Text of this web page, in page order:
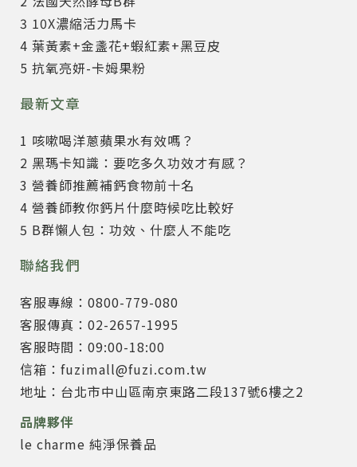
3 10X濃縮活力馬卡
4 葉黃素+金盞花+蝦紅素+黑豆皮
5 抗氧亮妍-卡姆果粉
最新文章
1 咳嗽喝洋蔥蘋果水有效嗎？
2 黑瑪卡知識：要吃多久功效才有感？
3 營養師推薦補鈣食物前十名
4 營養師教你鈣片什麼時候吃比較好
5 B群懶人包：功效、什麼人不能吃
聯絡我們
客服專線：0800-779-080
客服傳真：02-2657-1995
客服時間：09:00-18:00
信箱：fuzimall@fuzi.com.tw
地址：台北市中山區南京東路二段137號6樓之2
品牌夥伴
le charme 純淨保養品